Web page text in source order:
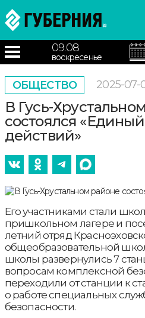
09.08
воскресенье
ОБЩЕСТВО 2025-07-
В Гусь-
состоялся
действий»
Его участниками стали
пришкольном лагере и
летний отряд
общеобразовательной
школы развернулись 7
вопросам комплексной
переходили от станции к
о работе специальных
безопасности.